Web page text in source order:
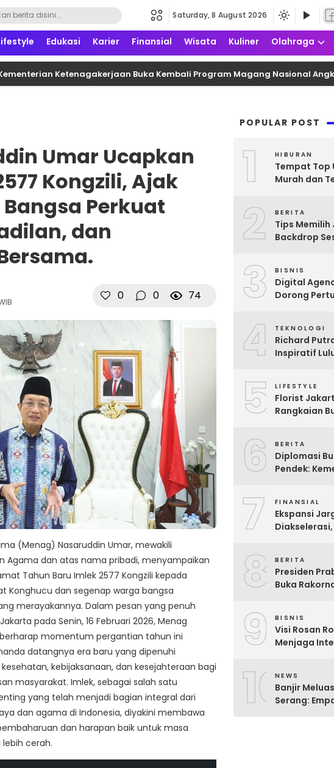
edukatif dan terpercaya
Saturday, 8 August 2026
Edukasi Karier Finansial Wisata Kuliner Olahraga
Ketenagakerjaan Buka Kembali Program Magang Nasional Angkatan
Umar Ucapkan
Kongzili, Ajak
Perkuat
dan
0 0 74
(Menag) Nasaruddin Umar, mewakili
Agama dan atas nama pribadi, menyampaikan
Tahun Baru Imlek 2577 Kongzili kepada
Konghucu dan segenap warga bangsa
merayakannya. Dalam pesan yang penuh
pada Senin, 16 Februari 2026, Menag
momentum pergantian tahun ini
datangnya era baru yang dipenuhi
kebijaksanaan, dan kesejahteraan bagi
masyarakat. Imlek, sebagai salah satu
yang telah menjadi bagian integral dari
dan agama di Indonesia, diyakini membawa
dan harapan baik untuk masa
cerah.
POPULAR POST
1 HIBURAN
Tempat Top
Murah dan
2 BERITA
Tips Memilih
Backdrop
3 BISNIS
Digital
Dorong
4 TEKNOLOGI
Richard
Inspiratif
Bisnis Digital
dan
5 LIFESTYLE
Florist
Rangkaian
6 BERITA
Diplomasi
Pendek:
untuk
7 FINANSIAL
Ekspansi
8 BERITA
Presiden
Buka
Emas 2045
9 BISNIS
Visi Rosan
Menjaga
BUMN.
10NEWS
Banjir
Serang: